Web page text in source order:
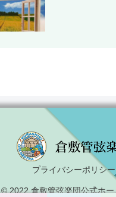
プライバシーポリシー
2022 倉敷管弦楽団公式ホ